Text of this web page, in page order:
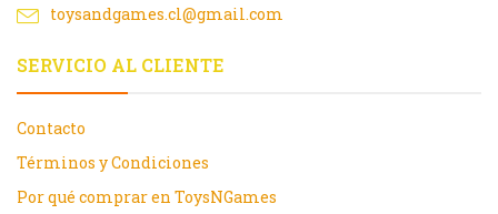
toysandgames.cl@gmail.com
SERVICIO AL CLIENTE
Contacto
Términos y Condiciones
Por qué comprar en ToysNGames